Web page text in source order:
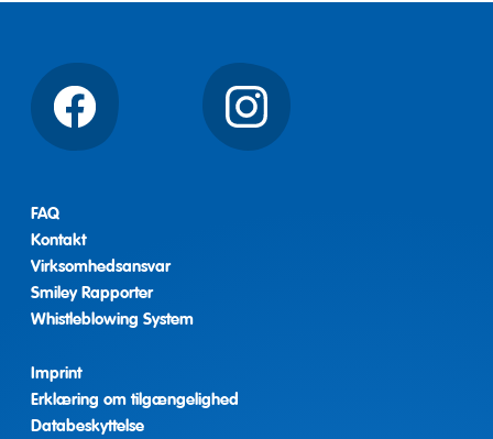
Facebook Instagram
FAQ
Kontakt
Virksomhedsansvar
Smiley Rapporter
Whistleblowing System
Imprint
Erklæring om tilgængelighed
Databeskyttelse